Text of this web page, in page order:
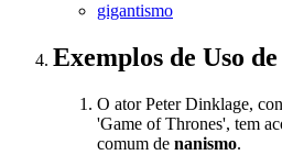
gigantismo
Exemplos de Uso
O ator Peter Dinklage,
'Game of Thrones', tem
comum de nanismo.